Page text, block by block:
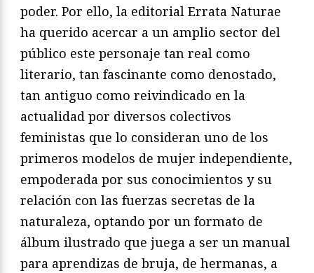
poder. Por ello, la editorial Errata Naturae
ha querido acercar a un amplio sector del
público este personaje tan real como
literario, tan fascinante como denostado,
tan antiguo como reivindicado en la
actualidad por diversos colectivos
feministas que lo consideran uno de los
primeros modelos de mujer independiente,
empoderada por sus conocimientos y su
relación con las fuerzas secretas de la
naturaleza, optando por un formato de
álbum ilustrado que juega a ser un manual
para aprendizas de bruja, de hermanas, a